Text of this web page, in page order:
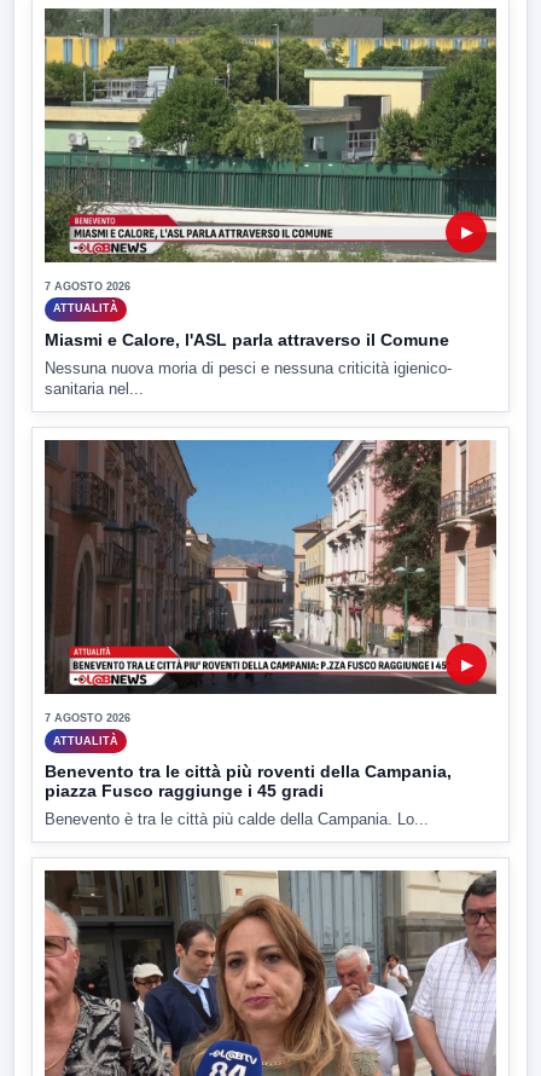
▶
7 AGOSTO 2026
ATTUALITÀ
Miasmi e Calore, l'ASL parla attraverso il Comune
Nessuna nuova moria di pesci e nessuna criticità igienico-
sanitaria nel...
▶
7 AGOSTO 2026
ATTUALITÀ
Benevento tra le città più roventi della Campania,
piazza Fusco raggiunge i 45 gradi
Benevento è tra le città più calde della Campania. Lo...